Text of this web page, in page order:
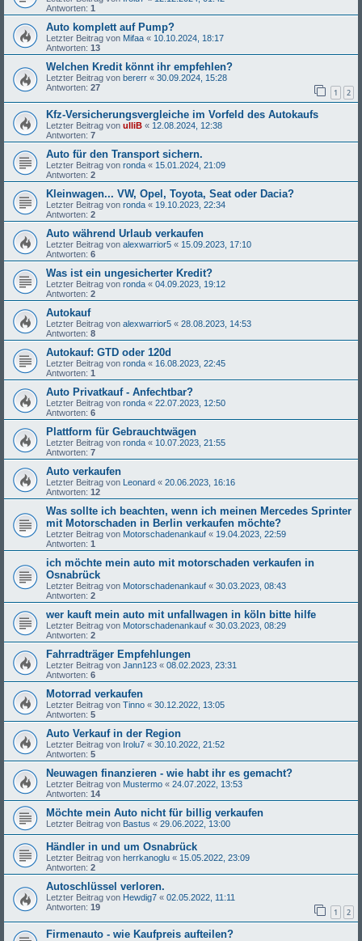
Antworten: 1
Auto komplett auf Pump?
Letzter Beitrag von Mifaa « 10.10.2024, 18:17
Antworten: 13
Welchen Kredit könnt ihr empfehlen?
Letzter Beitrag von bererr « 30.09.2024, 15:28
Antworten: 27 1 2
Kfz-Versicherungsvergleiche im Vorfeld des Autokaufs
Letzter Beitrag von ulliB « 12.08.2024, 12:38
Antworten: 7
Auto für den Transport sichern.
Letzter Beitrag von ronda « 15.01.2024, 21:09
Antworten: 2
Kleinwagen... VW, Opel, Toyota, Seat oder Dacia?
Letzter Beitrag von ronda « 19.10.2023, 22:34
Antworten: 2
Auto während Urlaub verkaufen
Letzter Beitrag von alexwarrior5 « 15.09.2023, 17:10
Antworten: 6
Was ist ein ungesicherter Kredit?
Letzter Beitrag von ronda « 04.09.2023, 19:12
Antworten: 2
Autokauf
Letzter Beitrag von alexwarrior5 « 28.08.2023, 14:53
Antworten: 8
Autokauf: GTD oder 120d
Letzter Beitrag von ronda « 16.08.2023, 22:45
Antworten: 1
Auto Privatkauf - Anfechtbar?
Letzter Beitrag von ronda « 22.07.2023, 12:50
Antworten: 6
Plattform für Gebrauchtwägen
Letzter Beitrag von ronda « 10.07.2023, 21:55
Antworten: 7
Auto verkaufen
Letzter Beitrag von Leonard « 20.06.2023, 16:16
Antworten: 12
Was sollte ich beachten, wenn ich meinen Mercedes Sprinter
mit Motorschaden in Berlin verkaufen möchte?
Letzter Beitrag von Motorschadenankauf « 19.04.2023, 22:59
Antworten: 1
ich möchte mein auto mit motorschaden verkaufen in
Osnabrück
Letzter Beitrag von Motorschadenankauf « 30.03.2023, 08:43
Antworten: 2
wer kauft mein auto mit unfallwagen in köln bitte hilfe
Letzter Beitrag von Motorschadenankauf « 30.03.2023, 08:29
Antworten: 2
Fahrradträger Empfehlungen
Letzter Beitrag von Jann123 « 08.02.2023, 23:31
Antworten: 6
Motorrad verkaufen
Letzter Beitrag von Tinno « 30.12.2022, 13:05
Antworten: 5
Auto Verkauf in der Region
Letzter Beitrag von Irolu7 « 30.10.2022, 21:52
Antworten: 5
Neuwagen finanzieren - wie habt ihr es gemacht?
Letzter Beitrag von Mustermo « 24.07.2022, 13:53
Antworten: 14
Möchte mein Auto nicht für billig verkaufen
Letzter Beitrag von Bastus « 29.06.2022, 13:00
Händler in und um Osnabrück
Letzter Beitrag von herrkanoglu « 15.05.2022, 23:09
Antworten: 2
Autoschlüssel verloren.
Letzter Beitrag von Hewdig7 « 02.05.2022, 11:11
Antworten: 19 1 2
Firmenauto - wie Kaufpreis aufteilen?